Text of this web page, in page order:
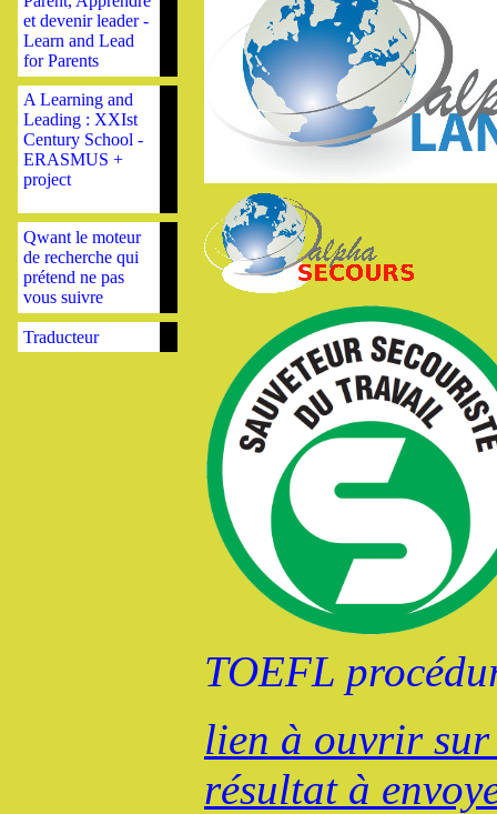
et devenir leader -
Learn and Lead
for Parents
A Learning and
Leading : XXIst
Century School -
ERASMUS +
project
Qwant le moteur
de recherche qui
prétend ne pas
vous suivre
Traducteur
TOEFL
lien à ouvrir sur
résultat à